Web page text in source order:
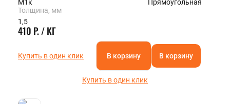
М1к
Прямоугольная
Толщина, мм
1,5
410 Р. / КГ
Купить в один клик В корзину В корзину
Купить в один клик